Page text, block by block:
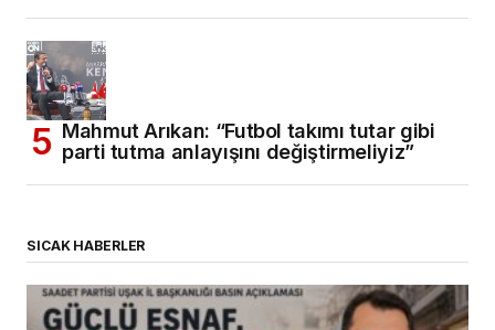
Mahmut Arıkan: “Futbol takımı tutar gibi
parti tutma anlayışını değiştirmeliyiz”
SICAK HABERLER